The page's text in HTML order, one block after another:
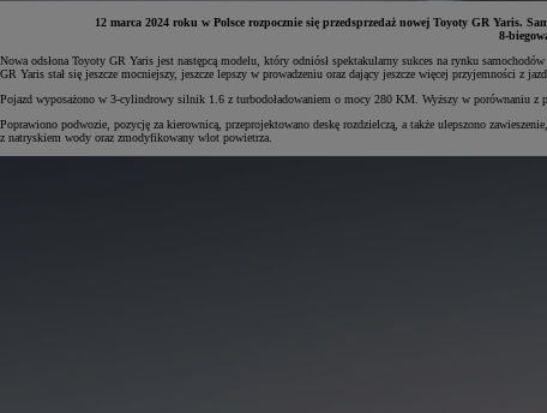
Od81 900 zł
Yaris Cross
HYBRID
12 marca 2024 roku w Polsce rozpocznie się przedsprzedaż nowej Toyoty GR Yaris.
8-
Nowa odsłona Toyoty GR Yaris jest następcą modelu, który odniósł spektakularny sukces na rynku
GR Yaris stał się jeszcze mocniejszy, jeszcze lepszy w prowadzeniu oraz dający jeszcze więcej przyjemności z
Pojazd wyposażono w 3-cylindrowy silnik 1.6 z turbodoładowaniem o mocy 280 KM. Wyższy w porównaniu z
Poprawiono podwozie, pozycję za kierownicą, przeprojektowano deskę rozdzielczą, a także ulepszono
z natryskiem wody oraz zmodyfikowany wlot powietrza.